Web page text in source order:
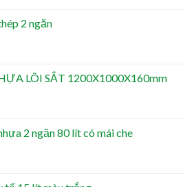
2 ngăn
LÕI SẮT 1200X1000X160mm
2 ngăn 80 lít có mái che